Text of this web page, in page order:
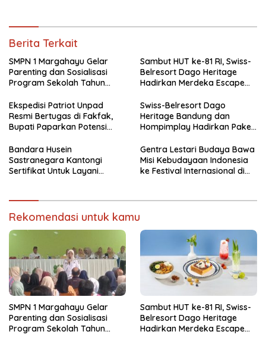
Berita Terkait
SMPN 1 Margahayu Gelar
Parenting dan Sosialisasi
Program Sekolah Tahun
Sambut HUT ke-81 RI, Swiss-
Belresort Dago Heritage
Hadirkan Merdeka Escape
Ekspedisi Patriot Unpad
Resmi Bertugas di Fakfak,
Bupati Paparkan Potensi
Swiss-Belresort Dago
Heritage Bandung dan
Hompimplay Hadirkan Paket
Bandara Husein
Sastranegara Kantongi
Sertifikat Untuk Layani
Gentra Lestari Budaya Bawa
Misi Kebudayaan Indonesia
ke Festival Internasional di
Rekomendasi untuk kamu
SMPN 1 Margahayu Gelar
Parenting dan Sosialisasi
Program Sekolah Tahun
Sambut HUT ke-81 RI, Swiss-
Belresort Dago Heritage
Hadirkan Merdeka Escape